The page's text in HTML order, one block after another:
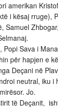
amerikan
i kësaj rruge),
Samuel
Popi Sava i
për hapjen e
Deçani në
neutral, iku i
Jo.
të Deçanit,